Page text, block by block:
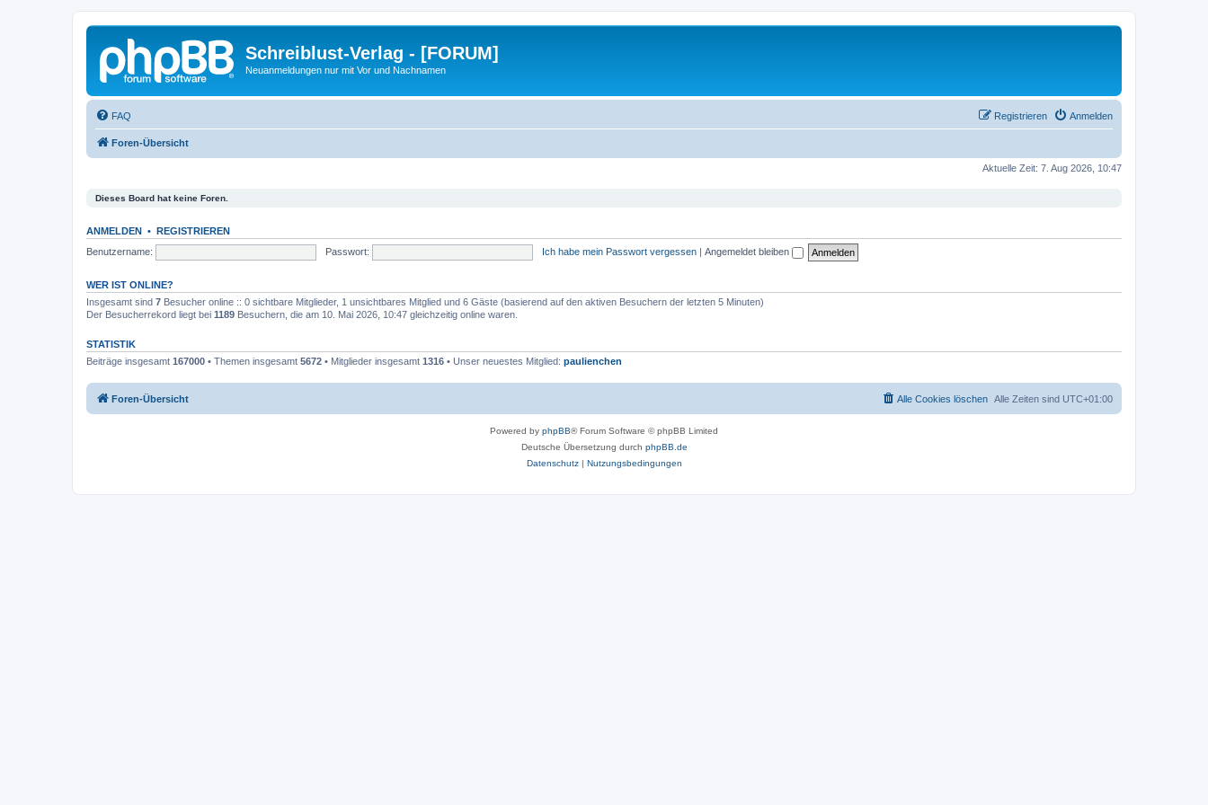
Schreiblust-Verlag - [FORUM]
Neuanmeldungen nur mit Vor und Nachnamen
FAQ Anmelden
Registrieren
Foren-Übersicht
Aktuelle Zeit: 7. Aug 2026, 10:47
Dieses Board hat keine Foren.
ANMELDEN • REGISTRIEREN
Benutzername:
Passwort: Ich habe mein Passwort vergessen | Angemeldet bleiben
WER IST ONLINE?
Insgesamt sind 7 Besucher online :: 0 sichtbare Mitglieder, 1 unsichtbares Mitglied und 6 Gäste (basierend auf den aktiven Besuchern der letzten 5 Minuten)
Der Besucherrekord liegt bei 1189 Besuchern, die am 10. Mai 2026, 10:47 gleichzeitig online waren.
STATISTIK
Beiträge insgesamt 167000 • Themen insgesamt 5672 • Mitglieder insgesamt 1316 • Unser neuestes Mitglied: paulienchen
Foren-Übersicht Alle Zeiten sind UTC+01:00
Alle Cookies löschen
Powered by phpBB® Forum Software © phpBB Limited
Deutsche Übersetzung durch phpBB.de
Datenschutz| Nutzungsbedingungen